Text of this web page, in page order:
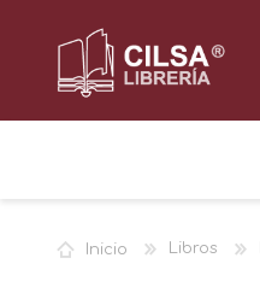
Inicio Libros